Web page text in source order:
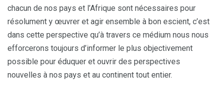
chacun de nos pays et l’Afrique sont nécessaires pour
résolument y œuvrer et agir ensemble à bon escient, c’est
dans cette perspective qu’à travers ce médium nous nous
efforcerons toujours d’informer le plus objectivement
possible pour éduquer et ouvrir des perspectives
nouvelles à nos pays et au continent tout entier.